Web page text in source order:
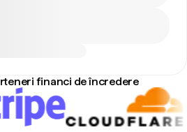
financi de încredere